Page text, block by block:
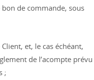
de commande, sous
et, le cas échéant,
de l’acompte prévu
;